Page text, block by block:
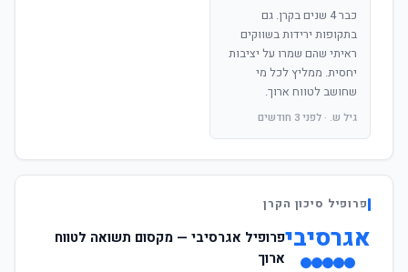
כבר 4 שנים בקרן. גם
בתקופות ירידות בשווקים
ראיתי שהם שמרו על יציבות
יחסית. ממליץ לכל מי
שחושב לטווח ארוך.
גיל ש. · לפני 3 חודשים
פרופיל סיכון הקרן
אגרסיביפרופיל אגרסיבי — מקסום תשואה לטווח
ארוך